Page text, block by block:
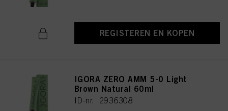
REGISTEREN EN KOPEN
IGORA ZERO AMM 5-0 Light
Brown Natural 60ml
ID-nr. 2936308